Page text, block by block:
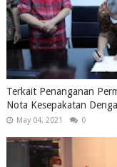
Terkait Penanganan
Nota Kesepakatan
May 04, 2021 0